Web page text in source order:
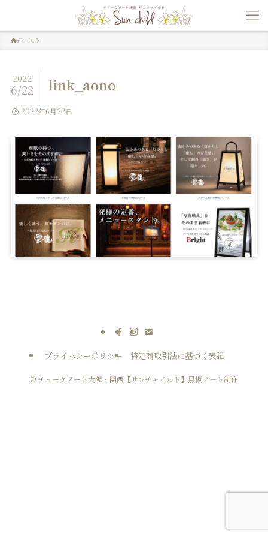
ホーム
link_aono
2022
6/22
2022年6月22日
プライバシーポリシー 特定商取引法に基づく表記
© チョークアート大阪・関西【サンチャイルド】黒板アート制作